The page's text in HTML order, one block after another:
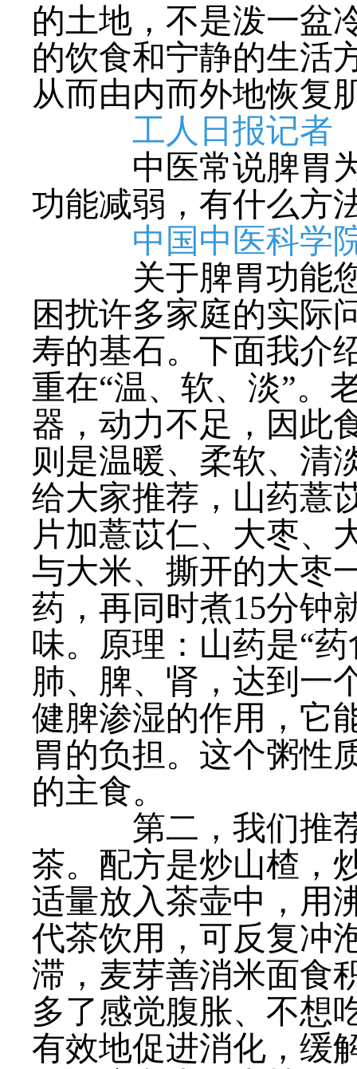
的土地，不是泼一盆
的饮食和宁静的生活
从而由内而外地恢复
工人日报记者
中医常说脾胃为
功能减弱，有什么方
中国中医科学
关于脾胃功能您
困扰许多家庭的实际
寿的基石。下面我介
重在“温、软、淡”。
器，动力不足，因此
则是温暖、柔软、清
给大家推荐，山药薏
片加薏苡仁、大枣、
与大米、撕开的大枣
药，再同时煮15分钟
味。原理：山药是“
肺、脾、肾，达到一
健脾渗湿的作用，它
胃的负担。这个粥性
的主食。
第二，我们推荐
茶。配方是炒山楂，
适量放入茶壶中，用
代茶饮用，可反复冲
滞，麦芽善消米面食
多了感觉腹胀、不想
有效地促进消化，缓